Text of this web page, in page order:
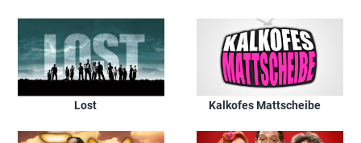
Lost Kalkofes Mattscheibe